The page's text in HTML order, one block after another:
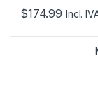
$174.99 Incl.